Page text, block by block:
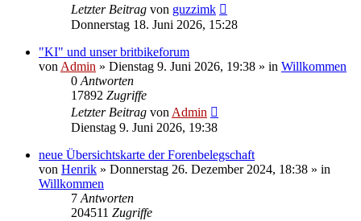
Letzter Beitrag von guzzimk
Donnerstag 18. Juni 2026, 15:28
"KI" und unser britbikeforum
von Admin » Dienstag 9. Juni 2026, 19:38 » in Willkommen
0 Antworten
17892 Zugriffe
Letzter Beitrag von Admin
Dienstag 9. Juni 2026, 19:38
neue Übersichtskarte der Forenbelegschaft
von Henrik » Donnerstag 26. Dezember 2024, 18:38 » in
Willkommen
7 Antworten
204511 Zugriffe